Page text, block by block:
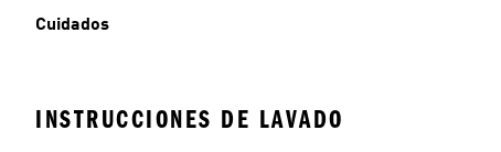
Cuidados
INSTRUCCIONES DE LAVADO